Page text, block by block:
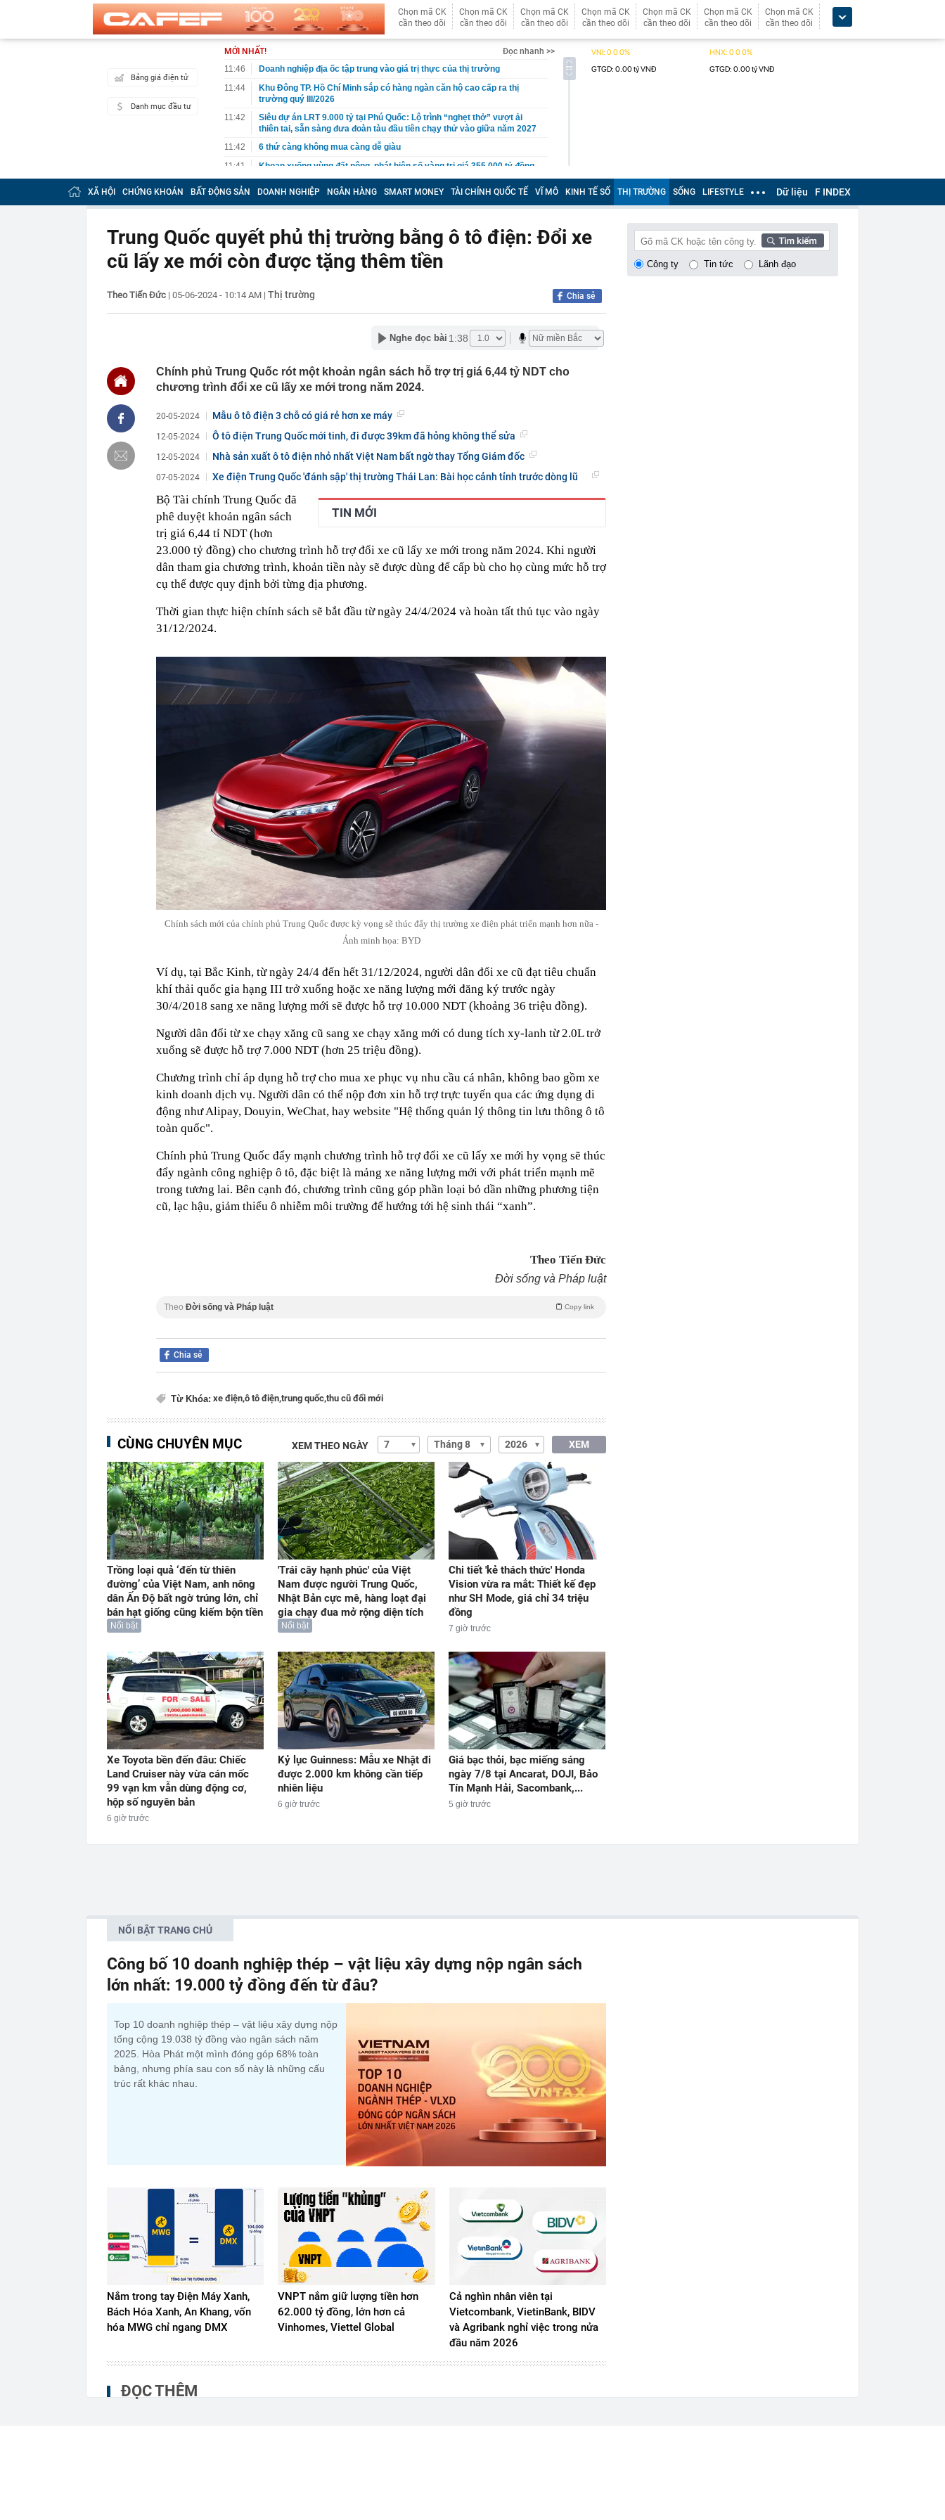
Chọn mã CK
cần theo dõi
Chọn mã CK
cần theo dõi
Chọn mã CK
cần theo dõi
Chọn mã CK
cần theo dõi
Chọn mã CK
cần theo dõi
Chọn mã CK
cần theo dõi
Chọn mã CK
cần theo dõi
Bảng giá điện tử
Danh mục đầu tư
MỚI NHẤT!
Đọc nhanh >>
11:46
Doanh nghiệp địa ốc tập trung vào giá trị thực của thị trường
11:44
Khu Đông TP. Hồ Chí Minh sắp có hàng ngàn căn hộ cao cấp ra thị
trường quý III/2026
11:42
Siêu dự án LRT 9.000 tỷ tại Phú Quốc: Lộ trình “nghẹt thở” vượt ải
thiên tai, sẵn sàng đưa đoàn tàu đầu tiên chạy thử vào giữa năm 2027
11:42
6 thứ càng không mua càng dễ giàu
11:41
Khoan xuống vùng đất nông, phát hiện số vàng trị giá 355.000 tỷ đồng,
lộ mục tiêu thăm dò 100 tấn vàng
11:37
Chi tiết 'kẻ thách thức' Honda Vision vừa ra mắt: Thiết kế đẹp như SH
Mode, giá chỉ 34 triệu đồng
11:36
Đường ven sông Hồng bị sạt do mưa lớn
11:33
Tổ hợp sở hữu ballroom lớn nhất thế giới ở Việt Nam đang thành hình
“thần tốc”, hiện rõ dáng vóc bên bờ biển
11:32
3 bộ phận của cá không nên ăn: Có bộ phận chứa độc tố, ăn phải có
Nhận cuộc gọi từ shipper, tài khoản ngân hàng lập tức hiện lệnh
11:30
Cận cảnh gần 7 km gắn 'tường' chống ồn trên Vành đai 3 qua khu đô
thị TP.HCM
11:28
ETC được vinh danh Top 3 Công ty công nghệ cung cấp sản phẩm,
dịch vụ và giải pháp chuyển đổi số uy tín năm 2026
11:15
Việt Nam có 1 đại học vùng vừa đạt doanh thu 2.200 tỷ đồng, trả lương
516 tỷ đồng/năm, quy tụ đến 2.443 Thạc sĩ, Tiến sĩ, Phó Giáo sư, Giáo
11:15
Vì sao nhiều gia đình đặt một tờ giấy A4 vào ngăn đông tủ lạnh? Lấy ra
mới biết một vấn đề
11:13
Cổ phiếu doanh nghiệp nhà nước GVR, PV GAS, BSR, Petrolimex,
Becamex... đồng loạt "tím lịm"
sáng
11:05
Cổ phiếu Vinamilk có 'biến'
11:05
Nghỉ hưu năm 2026, mức hưởng BHYT của người lao động được quy
XÃ HỘI CHỨNG KHOÁN BẤT ĐỘNG SẢN DOANH NGHIỆP NGÂN HÀNG SMART MONEY TÀI CHÍNH QUỐC TẾ VĨ MÔ KINH TẾ SỐ THỊ TRƯỜNG SỐNG LIFESTYLE Dữ liệu F INDEX
Trung Quốc quyết phủ thị trường bằng ô tô điện: Đổi xe
cũ lấy xe mới còn được tặng thêm tiền
Theo Tiến Đức | 05-06-2024 - 10:14 AM | Thị trường Chia sẻ
Nghe đọc bài 1:38
Chính phủ Trung Quốc rót một khoản ngân sách hỗ trợ trị giá 6,44 tỷ NDT cho
chương trình đổi xe cũ lấy xe mới trong năm 2024.
20-05-2024 Mẫu ô tô điện 3 chỗ có giá rẻ hơn xe máy
12-05-2024 Ô tô điện Trung Quốc mới tinh, đi được 39km đã hỏng không thể sửa
12-05-2024 Nhà sản xuất ô tô điện nhỏ nhất Việt Nam bất ngờ thay Tổng Giám đốc
07-05-2024
Xe điện Trung Quốc 'đánh sập' thị trường Thái Lan: Bài học cảnh tỉnh trước dòng lũ
TIN MỚI
Bộ Tài chính Trung Quốc đã
phê duyệt khoản ngân sách
trị giá 6,44 tỉ NDT (hơn
23.000 tỷ đồng) cho chương trình hỗ trợ đổi xe cũ lấy xe mới trong năm 2024. Khi người
dân tham gia chương trình, khoản tiền này sẽ được dùng để cấp bù cho họ cùng mức hỗ trợ
cụ thể được quy định bởi từng địa phương.
Thời gian thực hiện chính sách sẽ bắt đầu từ ngày 24/4/2024 và hoàn tất thủ tục vào ngày
31/12/2024.
Chính sách mới của chính phủ Trung Quốc được kỳ vọng sẽ thúc đẩy thị trường xe điện phát triển mạnh hơn nữa -
Ảnh minh họa: BYD
Ví dụ, tại Bắc Kinh, từ ngày 24/4 đến hết 31/12/2024, người dân đổi xe cũ đạt tiêu chuẩn
khí thải quốc gia hạng III trở xuống hoặc xe năng lượng mới đăng ký trước ngày
30/4/2018 sang xe năng lượng mới sẽ được hỗ trợ 10.000 NDT (khoảng 36 triệu đồng).
Người dân đổi từ xe chạy xăng cũ sang xe chạy xăng mới có dung tích xy-lanh từ 2.0L trở
xuống sẽ được hỗ trợ 7.000 NDT (hơn 25 triệu đồng).
Chương trình chỉ áp dụng hỗ trợ cho mua xe phục vụ nhu cầu cá nhân, không bao gồm xe
kinh doanh dịch vụ. Người dân có thể nộp đơn xin hỗ trợ trực tuyến qua các ứng dụng di
động như Alipay, Douyin, WeChat, hay website "Hệ thống quản lý thông tin lưu thông ô tô
toàn quốc".
Chính phủ Trung Quốc đẩy mạnh chương trình hỗ trợ đổi xe cũ lấy xe mới hy vọng sẽ thúc
đẩy ngành công nghiệp ô tô, đặc biệt là mảng xe năng lượng mới với phát triển mạnh mẽ
trong tương lai. Bên cạnh đó, chương trình cũng góp phần loại bỏ dần những phương tiện
cũ, lạc hậu, giảm thiểu ô nhiễm môi trường để hướng tới hệ sinh thái “xanh”.
Theo Tiến Đức
Đời sống và Pháp luật
Theo Đời sống và Pháp luật Copy link
Chia sẻ
Từ Khóa: xe điện,ô tô điện,trung quốc,thu cũ đổi mới
CÙNG CHUYÊN MỤC XEM THEO NGÀY XEM
Trồng loại quả ‘đến từ thiên
đường’ của Việt Nam, anh nông
dân Ấn Độ bất ngờ trúng lớn, chỉ
bán hạt giống cũng kiếm bộn tiền
Nổi bật
'Trái cây hạnh phúc' của Việt
Nam được người Trung Quốc,
Nhật Bản cực mê, hàng loạt đại
gia chạy đua mở rộng diện tích
Nổi bật
Chi tiết 'kẻ thách thức' Honda
Vision vừa ra mắt: Thiết kế đẹp
như SH Mode, giá chỉ 34 triệu
đồng
7 giờ trước
Xe Toyota bền đến đâu: Chiếc
Land Cruiser này vừa cán mốc
99 vạn km vẫn dùng động cơ,
hộp số nguyên bản
6 giờ trước
Kỷ lục Guinness: Mẫu xe Nhật đi
được 2.000 km không cần tiếp
nhiên liệu
6 giờ trước
Giá bạc thỏi, bạc miếng sáng
ngày 7/8 tại Ancarat, DOJI, Bảo
Tín Mạnh Hải, Sacombank,...
5 giờ trước
Công ty Tin tức Lãnh đạo
NỔI BẬT TRANG CHỦ
Công bố 10 doanh nghiệp thép – vật liệu xây dựng nộp ngân sách
lớn nhất: 19.000 tỷ đồng đến từ đâu?
Top 10 doanh nghiệp thép – vật liệu xây dựng nộp
tổng cộng 19.038 tỷ đồng vào ngân sách năm
2025. Hòa Phát một mình đóng góp 68% toàn
bảng, nhưng phía sau con số này là những cấu
trúc rất khác nhau.
Nắm trong tay Điện Máy Xanh,
Bách Hóa Xanh, An Khang, vốn
hóa MWG chỉ ngang DMX
VNPT nắm giữ lượng tiền hơn
62.000 tỷ đồng, lớn hơn cả
Vinhomes, Viettel Global
Cả nghìn nhân viên tại
Vietcombank, VietinBank, BIDV
và Agribank nghỉ việc trong nửa
đầu năm 2026
ĐỌC THÊM